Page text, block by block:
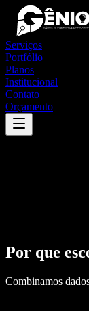
Serviços
Portfólio
Planos
Institucional
Contato
Orçamento
Por que
Combinamos